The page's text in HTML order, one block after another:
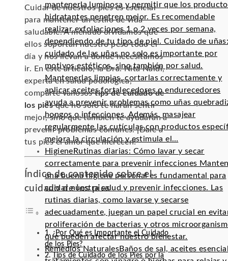
mantenerla luminosa y permitir que los
hidratantes penetren mejor. Es recomendable
realizar exfoliaciones 1 o 2 veces por semana,
dependiendo de tu tipo de piel. Cuidado de
cuidado de las uñas no solo es importante por
motivos estéticos, sino también por salud.
Mantenerlas limpias, cortarlas correctamente y
aplicar aceites fortalecedores o endurecedores
ayuda a prevenir problemas como uñas
hongos o infecciones. Además, masajear
regularmente las cutículas con productos
mejora la circulación y estimula el…
Higiene Rutinas diarias: Cómo lavar y secar
correctamente para prevenir infecciones
una buena higiene personal es fundamental para
cuidar nuestra salud y prevenir infecciones. Las
rutinas diarias, como lavarse y secarse
adecuadamente, juegan un papel crucial en
proliferación de bacterias y otros
que pueden afectar nuestro bienestar.
Remedios NaturalesBaños de sal, aceites
Cuidar de nuestros pies es esencial
para mantener un estilo de vida
saludable. A menudo olvidamos que
ellos soportan nuestro peso todo el
día y nos llevan a donde necesitamos
ir. En este artículo, la Dra. Nita Naldi,
experta en salud podológica,
comparte valiosostips de cuidado de
los piesque no solo te harán sentir
mejor, sino que también te ayudarán a
prevenir problemas comunes. ¡Dale a
tus pies el amor que merecen!
Índice de contenido sobre el
cuidado de los pies
¿Por Qué es Importante el Cuidado
de los Pies?
Tips de Cuidado de los Pies por la